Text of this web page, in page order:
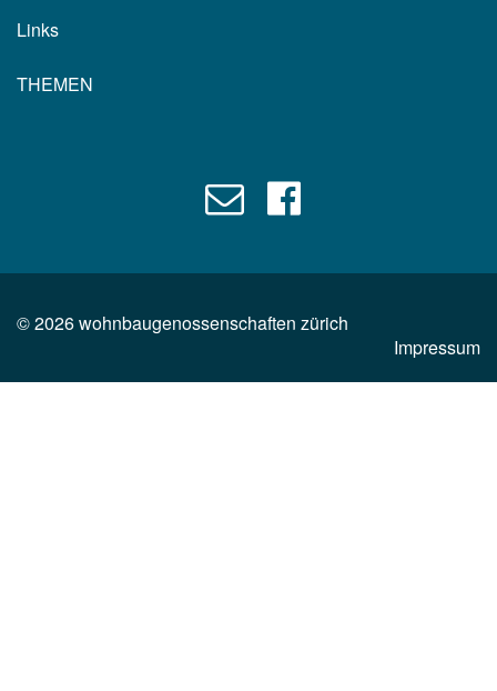
Links
THEMEN
©2026wohnbaugenossenschaften zürich
Impressum